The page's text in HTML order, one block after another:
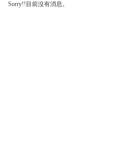
Sorry!!目前沒有消息。